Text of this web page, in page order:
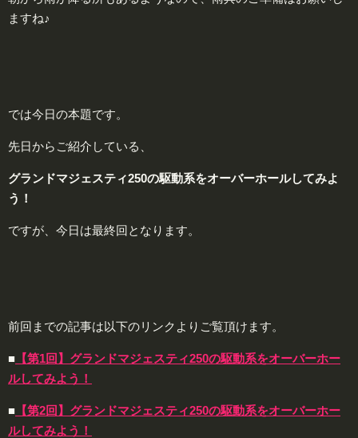
ますね♪
では今日の本題です。
先日からご紹介している、
グランドマジェスティ250の駆動系をオーバーホールしてみよ
う！
ですが、今日は最終回となります。
前回までの記事は以下のリンクよりご覧頂けます。
■ 【第1回】グランドマジェスティ250の駆動系をオーバーホー
ルしてみよう！
■ 【第2回】グランドマジェスティ250の駆動系をオーバーホー
ルしてみよう！